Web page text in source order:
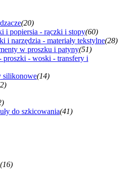
(20)
i popiersia - rączki i stopy(60)
i narzędzia - materiały tekstylne(28)
w proszku i patyny(51)
proszki - woski - transfery i
silikonowe(14)
do szkicowania(41)
(16)